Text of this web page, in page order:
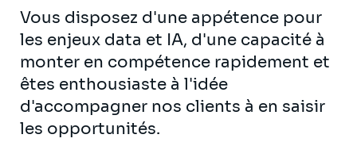
Vous disposez d'une appétence pour
les enjeux data et IA, d'une capacité à
monter en compétence rapidement et
êtes enthousiaste à l'idée
d'accompagner nos clients à en saisir
les opportunités.